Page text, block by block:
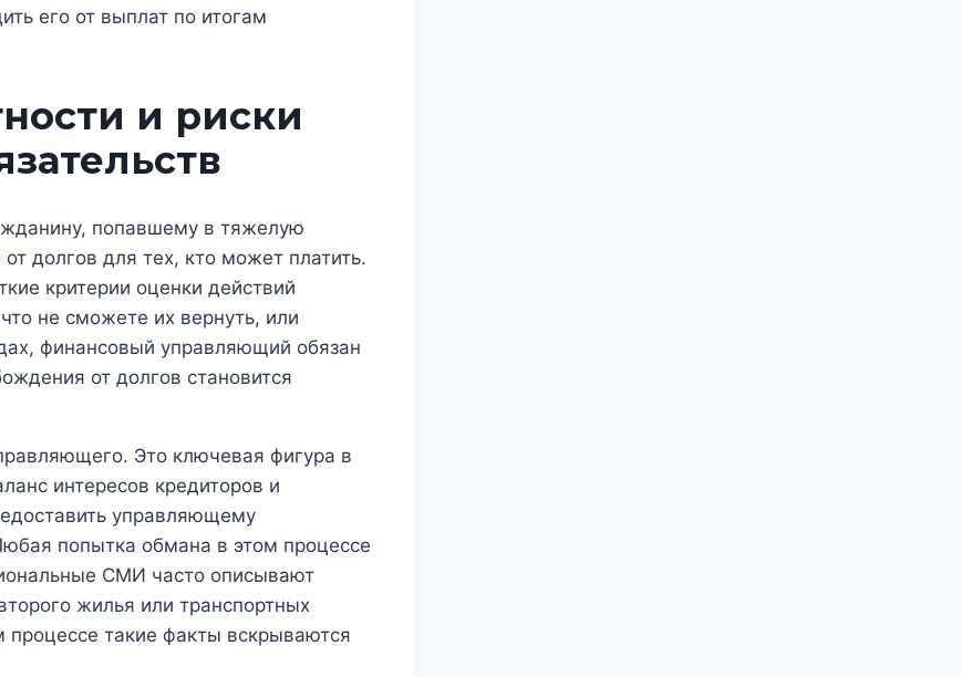
его от выплат по итогам
и риски
попавшему в тяжелую
долгов для тех, кто может платить.
критерии оценки действий
не сможете их вернуть, или
финансовый управляющий обязан
от долгов становится
Это ключевая фигура в
интересов кредиторов и
управляющему
попытка обмана в этом процессе
СМИ часто описывают
жилья или транспортных
такие факты вскрываются